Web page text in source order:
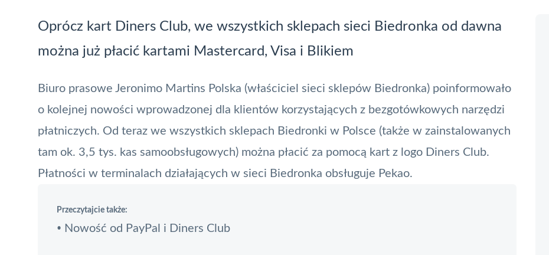
Oprócz kart Diners Club, we wszystkich sklepach sieci Biedronka od dawna
można już płacić kartami Mastercard, Visa i Blikiem
Biuro prasowe Jeronimo Martins Polska (właściciel sieci sklepów Biedronka) poinformowało
o kolejnej nowości wprowadzonej dla klientów korzystających z bezgotówkowych narzędzi
płatniczych. Od teraz we wszystkich sklepach Biedronki w Polsce (także w zainstalowanych
tam ok. 3,5 tys. kas samoobsługowych) można płacić za pomocą kart z logo Diners Club.
Płatności w terminalach działających w sieci Biedronka obsługuje Pekao.
Przeczytajcie także:
• Nowość od PayPal i Diners Club